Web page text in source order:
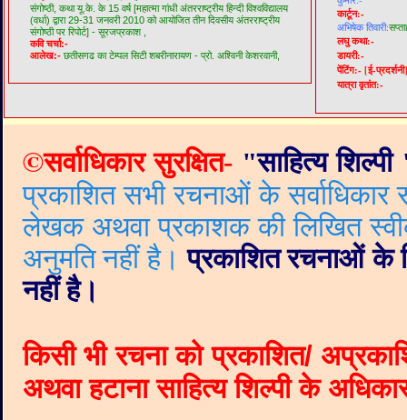
संगोष्ठी, कथा यू.के. के 15 वर्ष [महात्मा गांधी अंतरराष्ट्रीय हिन्दी विश्वविद्यालय
(वर्धा) द्वारा 29-31 जनवरी 2010 को आयोजित तीन दिवसीय अंतरराष्ट्रीय
संगोष्ठी पर रिपोर्ट] - सूरजप्रकाश ,
कवि चर्चा:-
आलेख:- छतीसगढ का टेम्पल सिटी शबरीनारायण - प्रो. अश्विनी केशरवानी,
कार्टून:-
अभिषेक तिवारी:
लघु कथा:-
डायरी:-
पेंटिंग:- [ई-
यात्रा वृतांत:-
©सर्वाधिकार सुरक्षित- "साहित्य शिल्पी
प्रकाशित सभी रचनाओं के
लेखक अथवा प्रकाशक की लिखित
अनुमति नहीं है। प्रकाशित रचनाओं के
नहीं है।
किसी भी रचना को प्रकाशित/
अथवा हटाना साहित्य शिल्पी के